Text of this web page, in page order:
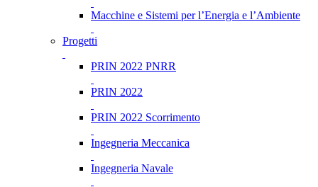
Macchine e Sistemi per l’Energia e l’Ambiente
Progetti
PRIN 2022 PNRR
PRIN 2022
PRIN 2022 Scorrimento
Ingegneria Meccanica
Ingegneria Navale